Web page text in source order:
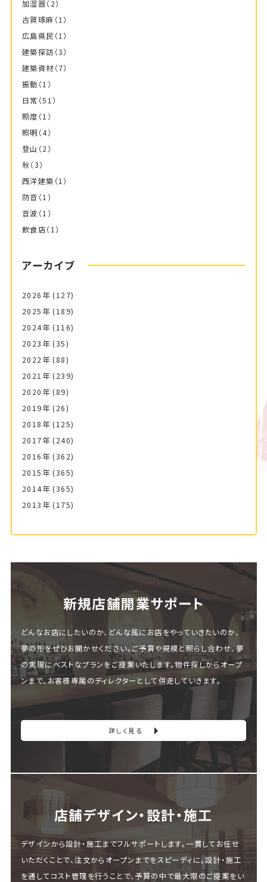
加湿器（2）
古賀琢麻 （1）
広島県民 （1）
建築探訪 （3）
建築資材（7）
振動 （1）
日常 （51）
照度 （1）
照明 （4）
登山 （2）
秋（3）
西洋建築 （1）
防音 （1）
音波 （1）
飲食店（1）
アーカイブ
2026年 (127)
2025年 (189)
2024年 (116)
2023年 (35)
2022年 (88)
2021年 (239)
2020年 (89)
2019年 (26)
2018年 (125)
2017年 (240)
2016年 (362)
2015年 (365)
2014年 (365)
2013年 (175)
新規店舗開業サポート
どんなお店にしたいのか、どんな風にお店をやっていきたいのか、
夢の形をぜひお聞かせください。ご予算や規模と照らし合わせ、夢
の実現にベストなプランをご提案いたします。物件探しからオープ
ンまで、お客様専属のディレクターとして併走していきます。
詳しく見る
店舗デザイン・設計・施⼯
デザインから設計・施工までフルサポートします。一貫してお任せ
いただくことで、注文からオープンまでをスピーディに。設計・施工
を通してコスト管理を行うことで、予算の中で最大限のご提案をい